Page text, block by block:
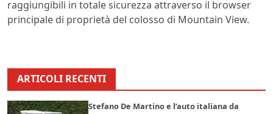
raggiungibili in totale sicurezza attraverso il browser
principale di proprietà del colosso di Mountain View.
ARTICOLI RECENTI
Stefano De Martino e l’auto italiana da